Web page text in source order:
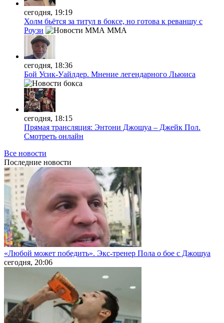
сегодня, 19:19
Холм бьётся за титул в боксе, но готова к реваншу с
Роузи
MMA
сегодня, 18:36
Бой Усик-Уайлдер. Мнение легендарного Льюиса
сегодня, 18:15
Прямая трансляция: Энтони Джошуа – Джейк Пол.
Смотреть онлайн
Все новости
Последние новости
«Любой может победить». Экс-тренер Пола о бое с Джошуа
сегодня, 20:06